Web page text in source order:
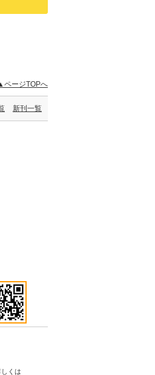
ページTOPへ
新刊一覧
くは